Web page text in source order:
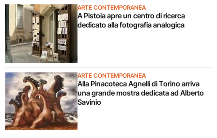
ARTE CONTEMPORANEA
A Pistoia apre un centro di ricerca
dedicato alla fotografia analogica
ARTE CONTEMPORANEA
Alla Pinacoteca Agnelli di Torino arriva
una grande mostra dedicata ad Alberto
Savinio